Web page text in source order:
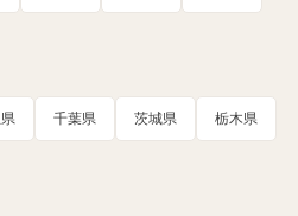
千葉県 茨城県 栃木県